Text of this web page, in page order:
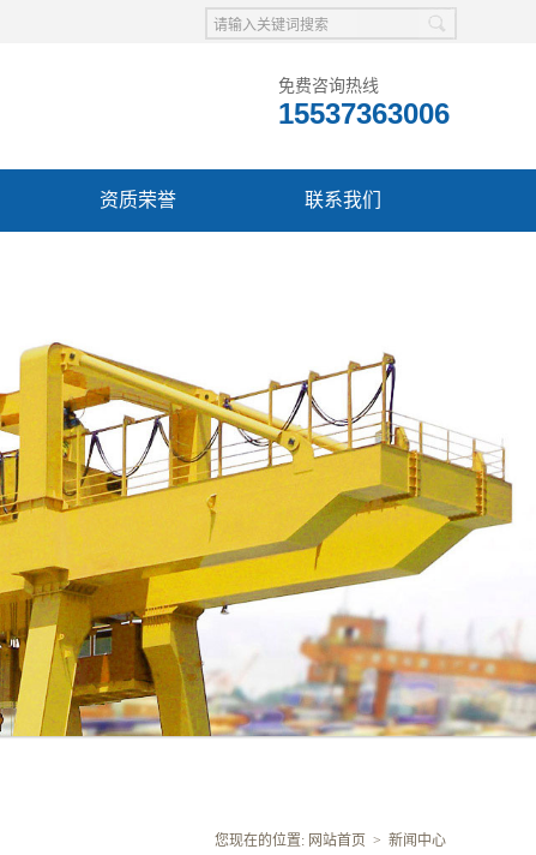
免费咨询热线
15537363006
资质荣誉 联系我们
您现在的位置: 网站首页 > 新闻中心